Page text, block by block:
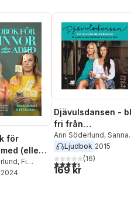
för
(eller
: en
till en
och
, Fi
2024
Djävulsdansen -
fri från
medberoende
Ann Söderlund, Sanna
Lundell
Ljudbok 2015
4,4utav 5 stjärnor.
(16)
169 kr